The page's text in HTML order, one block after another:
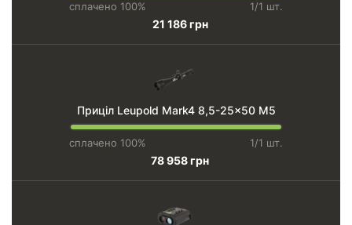
сплачено 100% 1/1 шт.
21 186 грн
Приціл Leupold Mark4 8,5-25x50 M5
сплачено 100% 1/1 шт.
78 958 грн